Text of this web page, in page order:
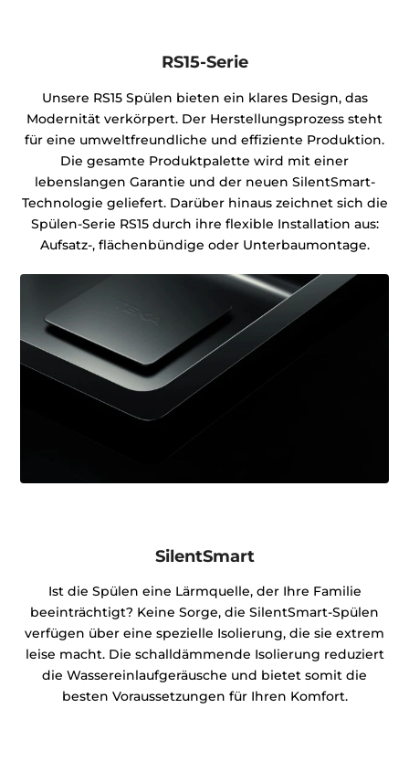
RS15-Serie
Unsere RS15 Spülen bieten ein klares Design, das
Modernität verkörpert. Der Herstellungsprozess steht
für eine umweltfreundliche und effiziente Produktion.
Die gesamte Produktpalette wird mit einer
lebenslangen Garantie und der neuen SilentSmart-
Technologie geliefert. Darüber hinaus zeichnet sich die
Spülen-Serie RS15 durch ihre flexible Installation aus:
Aufsatz-, flächenbündige oder Unterbaumontage.
SilentSmart
Ist die Spülen eine Lärmquelle, der Ihre Familie
beeinträchtigt? Keine Sorge, die SilentSmart-Spülen
verfügen über eine spezielle Isolierung, die sie extrem
leise macht. Die schalldämmende Isolierung reduziert
die Wassereinlaufgeräusche und bietet somit die
besten Voraussetzungen für Ihren Komfort.